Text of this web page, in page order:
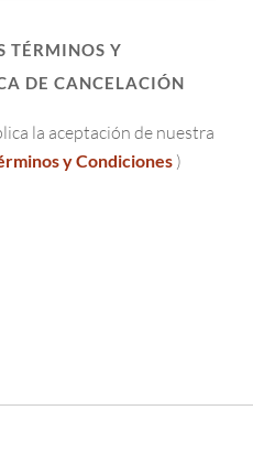
TÉRMINOS Y
DE CANCELACIÓN
la aceptación de nuestra
y Condiciones )